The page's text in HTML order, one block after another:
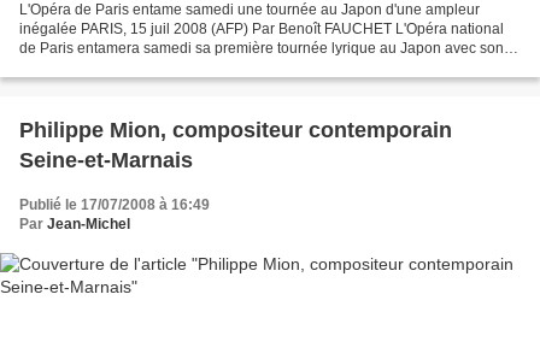
L'Opéra de Paris entame samedi une tournée au Japon d'une ampleur
inégalée PARIS, 15 juil 2008 (AFP) Par Benoît FAUCHET L'Opéra national
de Paris entamera samedi sa première tournée lyrique au Japon avec son
Philippe Mion, compositeur contemporain
Seine-et-Marnais
Publié le 17/07/2008 à 16:49
Par Jean-Michel